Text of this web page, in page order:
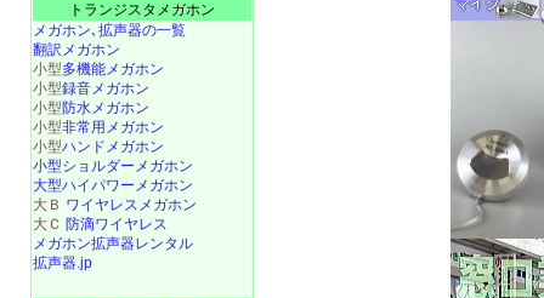
トランジスタメガホン
メガホン､拡声器の一覧
翻訳メガホン
小型多機能メガホン
小型録音メガホン
小型防水メガホン
小型非常用メガホン
小型ハンドメガホン
小型ショルダーメガホン
大型ハイパワーメガホン
大Ｂ ワイヤレスメガホン
大Ｃ 防滴ワイヤレス
メガホン拡声器レンタル
拡声器.jp